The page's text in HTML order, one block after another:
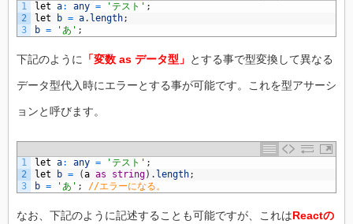
1
2
3
let a: any = 'テスト' ;
let
b = a. length;
b = 'あ' ;
下記のように 「変数 as データ型」 とする事で型変換して異なる
データ型代入時にエラーとする事が可能です。これを型アサーシ
ョンと呼びます。
1
2
3
let a: any = 'テスト' ;
let
b = (a as string) . length;
b = 'あ' ; //エラーになる。
なお、下記のように記述することも可能ですが、これはReactの